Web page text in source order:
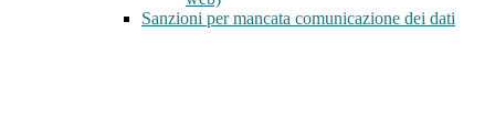
Sanzioni per mancata comunicazione dei dati